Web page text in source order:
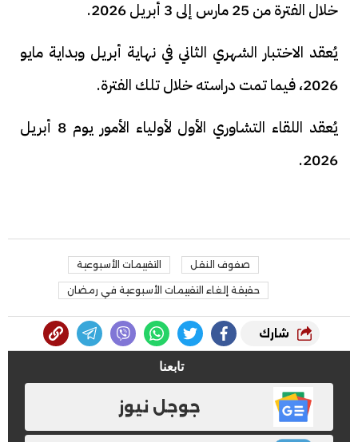
خلال الفترة من 25 مارس إلى 3 أبريل 2026.
يُعقد الاختبار الشهري الثاني في نهاية أبريل وبداية مايو
2026، فيما تمت دراسته خلال تلك الفترة.
يُعقد اللقاء التشاوري الأول لأولياء الأمور يوم 8 أبريل
2026.
صفوف النقل التقييمات الأسبوعية
حقيقة إلغاء التقييمات الأسبوعية في رمضان
شارك
تابعنا
جوجل نيوز